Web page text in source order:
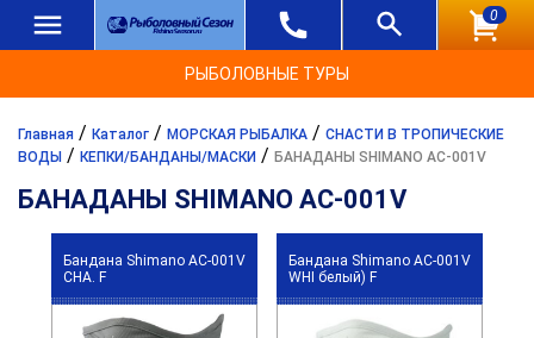
0
РЫБОЛОВНЫЕ ТУРЫ
Главная / Каталог / МОРСКАЯ РЫБАЛКА / СНАСТИ В ТРОПИЧЕСКИЕ
ВОДЫ / КЕПКИ/БАНДАНЫ/МАСКИ / БАНАДАНЫ SHIMANO AC-001V
БАНАДАНЫ SHIMANO AC-001V
Бандана Shimano AC-001V
CHA. F
Бандана Shimano AC-001V
WHI белый) F